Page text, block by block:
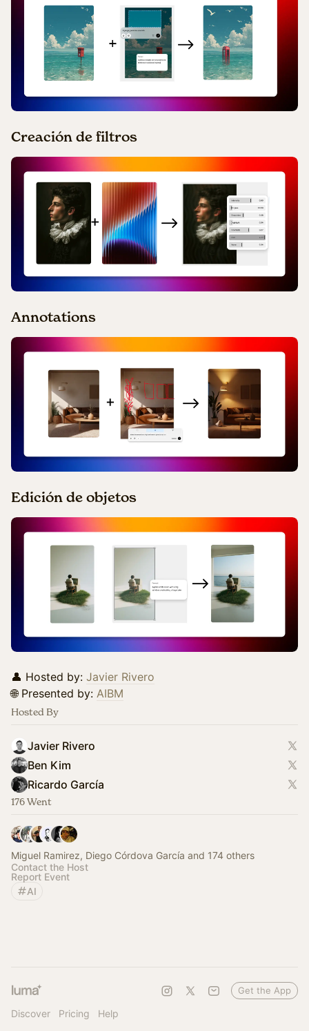
Creación de filtros
Annotations
Edición de objetos
👤 Hosted by: Javier Rivero
🌐 Presented by: AIBM
Hosted By
Javier Rivero
Ben Kim
Ricardo García
176 Went
Miguel Ramirez, Diego Córdova García and 174 others
Contact the Host
Report Event
AI
Discover Pricing Help
Get the App